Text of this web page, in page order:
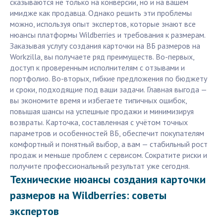
сказываются не только на конверсии, но и на вашем
имидже как продавца. Однако решить эти проблемы
можно, используя опыт экспертов, которые знают все
нюансы платформы Wildberries и требования к размерам.
Заказывая услугу создания карточки на ВБ размеров на
Workzilla, вы получаете ряд преимуществ. Во-первых,
доступ к проверенным исполнителям с отзывами и
портфолио. Во-вторых, гибкие предложения по бюджету
и сроки, подходящие под ваши задачи. Главная выгода —
вы экономите время и избегаете типичных ошибок,
повышая шансы на успешные продажи и минимизируя
возвраты. Карточка, составленная с учётом точных
параметров и особенностей ВБ, обеспечит покупателям
комфортный и понятный выбор, а вам — стабильный рост
продаж и меньше проблем с сервисом. Сократите риски и
получите профессиональный результат уже сегодня.
Технические нюансы создания карточки
размеров на Wildberries: советы
экспертов